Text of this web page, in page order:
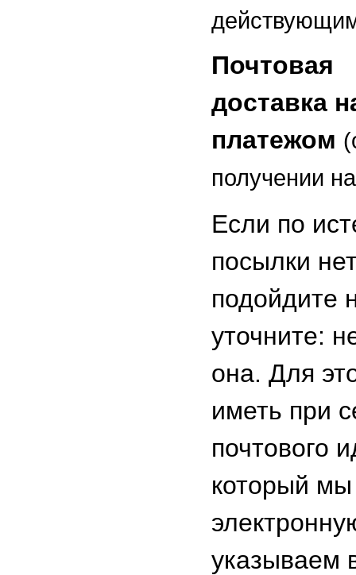
Почтовая
доставка
платежом
получении
Если по
посылки
подойдите
уточните:
она. Для
иметь при
почтового
который
указываем